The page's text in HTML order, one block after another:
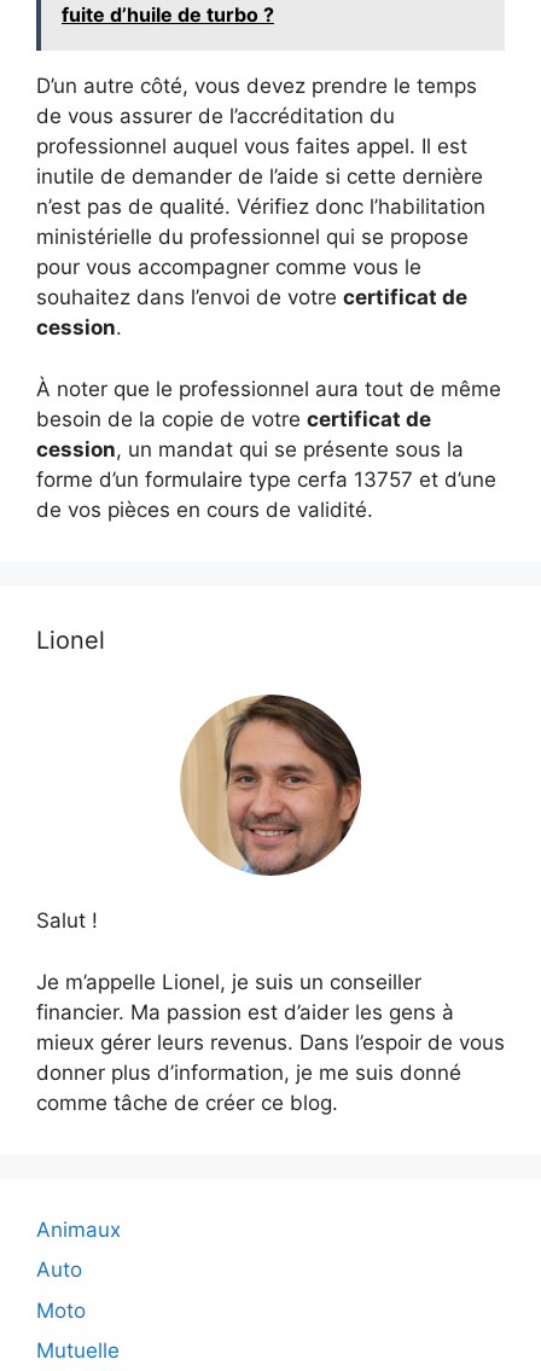
fuite d’huile de turbo ?
D’un autre côté, vous devez prendre le temps
de vous assurer de l’accréditation du
professionnel auquel vous faites appel. Il est
inutile de demander de l’aide si cette dernière
n’est pas de qualité. Vérifiez donc l’habilitation
ministérielle du professionnel qui se propose
pour vous accompagner comme vous le
souhaitez dans l’envoi de votre certificat de
cession.
À noter que le professionnel aura tout de même
besoin de la copie de votre certificat de
cession, un mandat qui se présente sous la
forme d’un formulaire type cerfa 13757 et d’une
de vos pièces en cours de validité.
Lionel
Salut !
Je m’appelle Lionel, je suis un conseiller
financier. Ma passion est d’aider les gens à
mieux gérer leurs revenus. Dans l’espoir de vous
donner plus d’information, je me suis donné
comme tâche de créer ce blog.
Animaux
Auto
Moto
Mutuelle